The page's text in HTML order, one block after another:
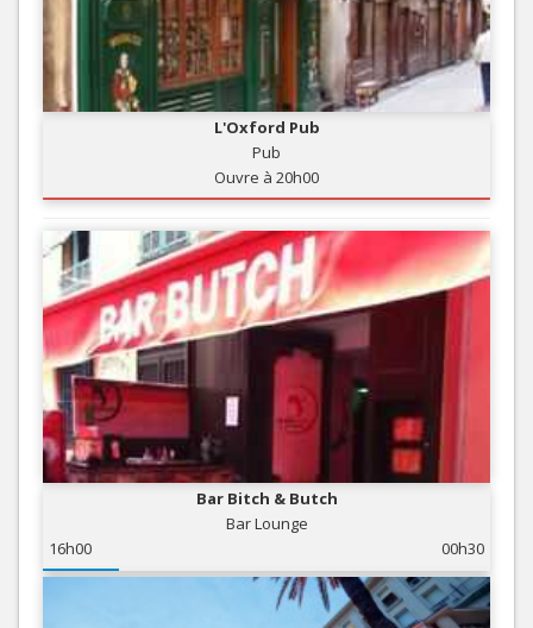
L'Oxford Pub
Pub
Ouvre à 20h00
Bar Bitch & Butch
Bar Lounge
16h00
00h30